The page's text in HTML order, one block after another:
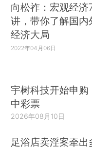
向松祚：宏观经济
讲，带你了解国内
经济大局
2022年04月06日
宇树科技开始申购
中彩票
2026年08月10日
足浴店卖淫案牵出